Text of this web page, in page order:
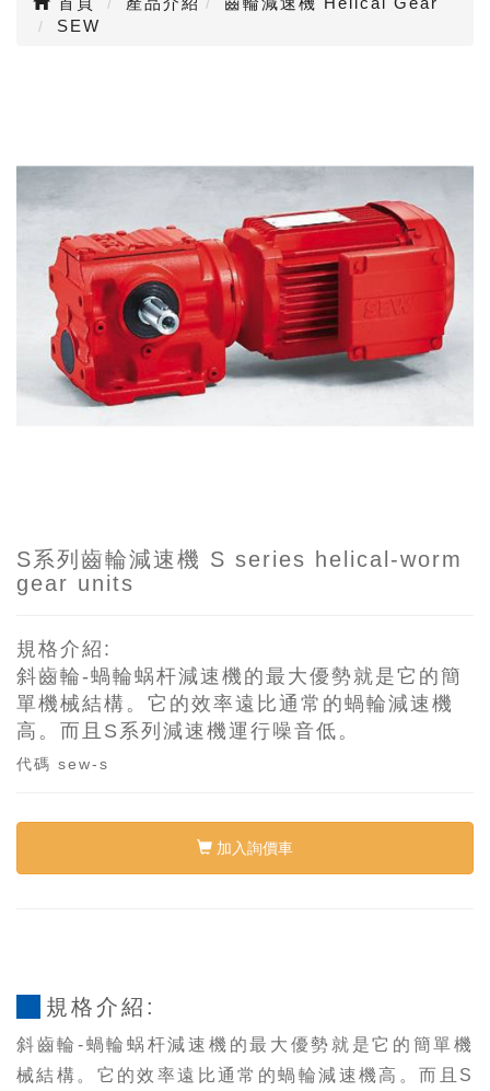
SEW
S系列齒輪減速機 S series helical-worm
gear units
規格介紹:
斜齒輪-蝸輪蜗杆減速機的最大優勢就是它的簡
單機械結構。它的效率遠比通常的蝸輪減速機
高。而且S系列減速機運行噪音低。
代碼 sew-s
加入詢價車
規格介紹:
斜齒輪-蝸輪蜗杆減速機的最大優勢就是它的簡單機
械結構。它的效率遠比通常的蝸輪減速機高。而且S